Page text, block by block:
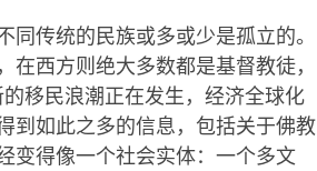
传统的民族或多或少是孤立的。
西方则绝大多数都是基督教徒，
移民浪潮正在发生，经济全球化
到如此之多的信息，包括关于佛教
变得像一个社会实体：一个多文